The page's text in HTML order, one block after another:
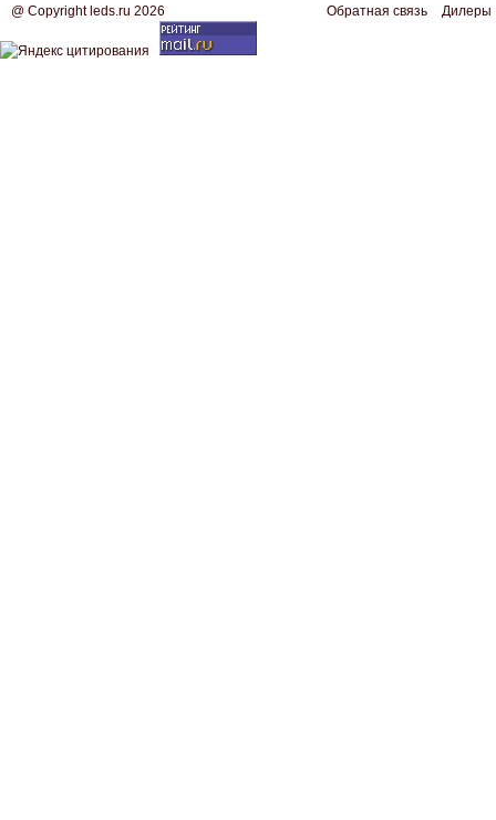
@ Copyright leds.ru 2026 Обратная связь Дилеры